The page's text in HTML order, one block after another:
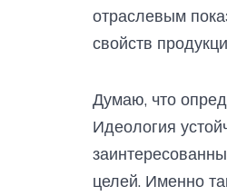
отраслевым
свойств
Думаю, что
Идеология
целей. Именно